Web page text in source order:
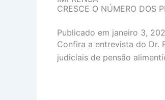
CRESCE O NÚMERO DOS
Publicado em janeiro 3,
Confira a entrevista do Dr.
judiciais de pensão